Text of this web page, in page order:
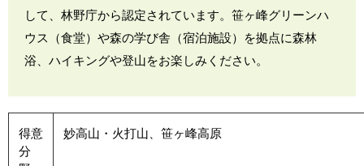
して、林野庁から認定されています。笹ヶ峰グリーンハ
ウス（食堂）や森の学び舎（宿泊施設）を拠点に森林
浴、ハイキングや登山をお楽しみください。
得意
分
妙高山・火打山、笹ヶ峰高原